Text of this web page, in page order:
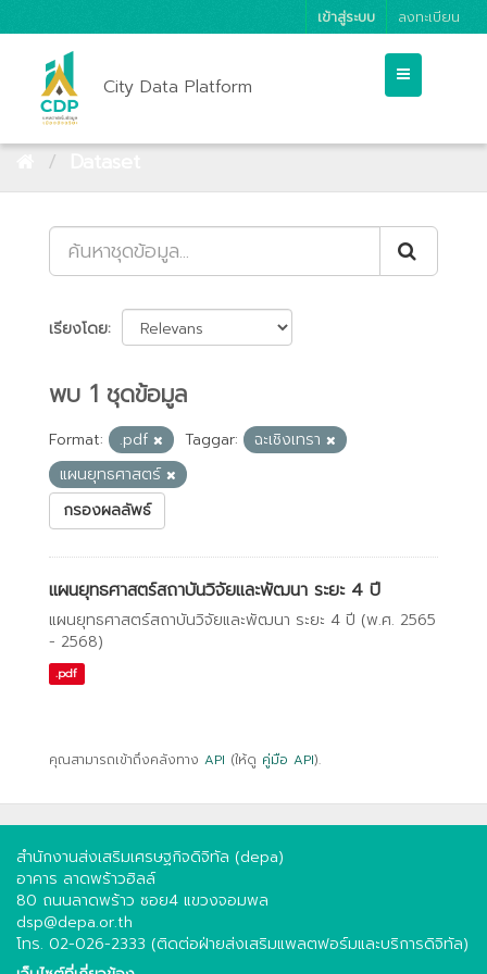
เข้าสู่ระบบ ลงทะเบียน
City Data Platform
เรียงโดย
พบ 1 ชุดข้อมูล
Format: .pdf Taggar:
ฉะเชิงเทรา
แผนยุทธศาสตร์
กรองผลลัพธ์
แผนยุทธศาสตร์สถาบันวิจัยและพัฒนา ระยะ 4 ปี
แผนยุทธศาสตร์สถาบันวิจัยและพัฒนา ระยะ 4 ปี (พ.ศ. 2565
- 2568)
.pdf
คุณสามารถเข้าถึงคลังทาง API (ให้ดู คู่มือ API).
สำนักงานส่งเสริมเศรษฐกิจดิจิทัล (depa)
อาคาร ลาดพร้าวฮิลล์
80 ถนนลาดพร้าว ซอย4 แขวงจอมพล
dsp@depa.or.th
โทร. 02-026-2333 (ติดต่อฝ่ายส่งเสริมแพลตฟอร์มและบริการดิจิทัล)